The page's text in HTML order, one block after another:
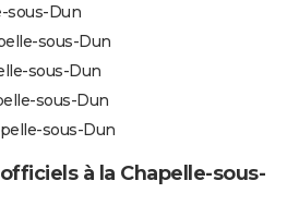
sous-Dun
sous-Dun
sous-Dun
sous-Dun
sous-Dun
à la Chapelle-sous-